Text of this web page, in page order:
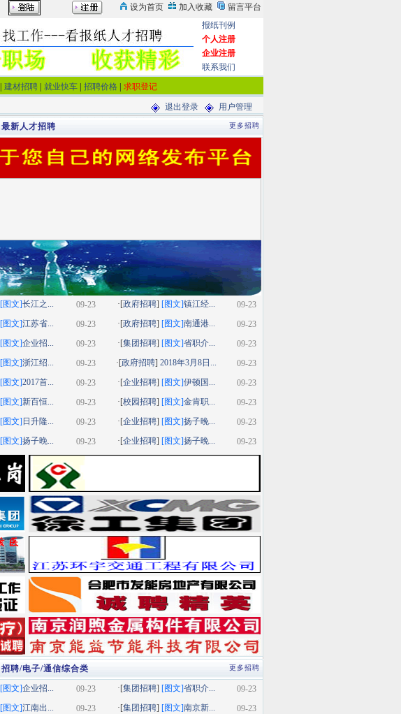
报纸刊例
个人注册
企业注册
联系我们
建材招聘 就业快车 招聘价格 求职登记
退出登录 用户管理
更多招聘
最新人才招聘
09-23
[图文]长江之... 09-23
·[政府招聘] [图文]镇江经...
09-23
[图文]江苏省... 09-23
·[政府招聘] [图文]南通港...
09-23
[图文]企业招... 09-23
·[集团招聘] [图文]省职介...
09-23
[图文]浙江绍... 09-23
·[政府招聘] 2018年3月8日...
09-23
[图文]2017首... 09-23
·[企业招聘] [图文]伊顿国...
09-23
[图文]新百恒... 09-23
·[校园招聘] [图文]金肯职...
09-23
[图文] 日升隆... 09-23
·[企业招聘] [图文]扬子晚...
09-23
[图文]扬子晚... 09-23
·[企业招聘] [图文]扬子晚...
更多招聘
招聘/电子/通信综合类
09-23
[图文]企业招... 09-23
·[集团招聘] [图文]省职介...
09-23
[图文]江南出... 09-23
·[集团招聘] [图文]南京新...